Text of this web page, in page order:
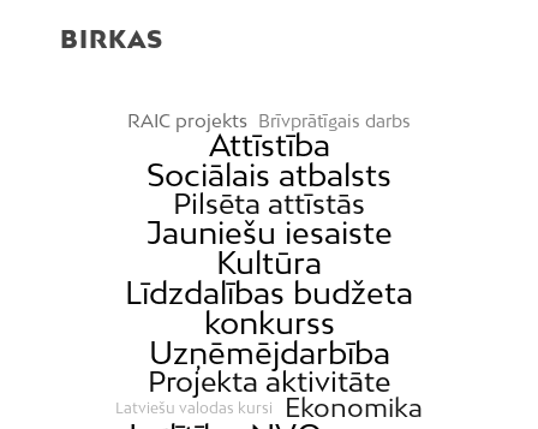
BIRKAS
RAIC projekts Brīvprātīgais darbs
Attīstība
Sociālais atbalsts
Pilsēta attīstās
Jauniešu iesaiste
Kultūra
Līdzdalības budžeta
konkurss
Uzņēmējdarbība
Projekta aktivitāte
Latviešu valodas kursi Ekonomika